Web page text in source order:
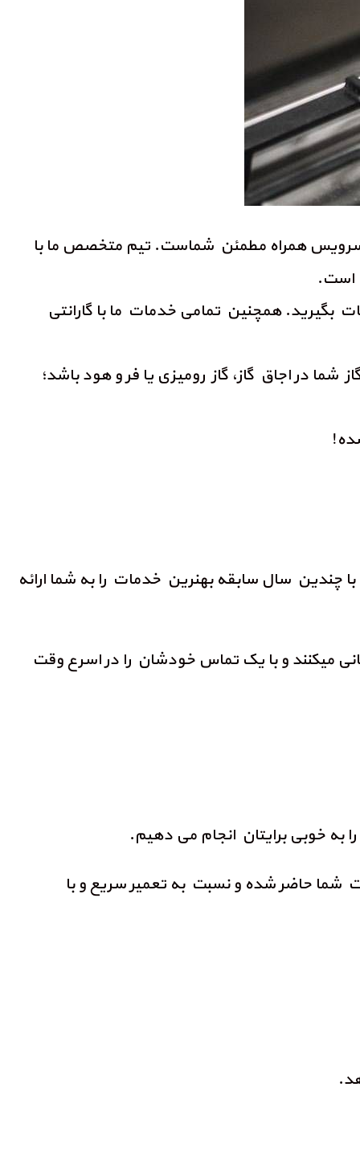
سرویس همراه مطمئن شماست. تیم متخصص ما با
است.
بگیرید. همچنین تمامی خدمات ما با گارانتی
در اجاق گاز، گاز رومیزی یا فر و هود باشد؛
چندین سال سابقه بهنرین خدمات را به شما ارائه
میکنند و با یک تماس خودشان را در اسرع وقت
به خوبی برایتان انجام می دهیم.
حاضر شده و نسبت به تعمیر سریع و با